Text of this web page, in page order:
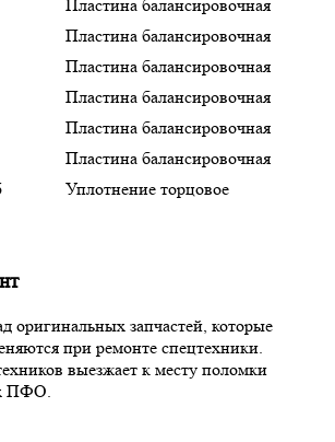
Пластина балансировочная
Пластина балансировочная
Пластина балансировочная
Пластина балансировочная
Пластина балансировочная
Пластина балансировочная
Уплотнение торцовое
оригинальных запчастей, которые
при ремонте спецтехники.
выезжает к месту поломки
ПФО.